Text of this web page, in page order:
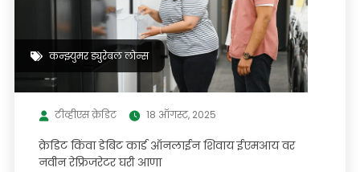
कन्झ्युमर ड्युरेबल लोन्स
टीव्हीएस क्रेडिट 18 ऑगस्ट, 2025
क्रेडिट किंवा डेबिट कार्ड ऑनलाईन शिवाय ईएमआय वर
नवीन रेफ्रिजरेटर घरी आणा